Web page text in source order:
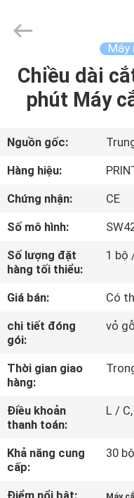
TRANG
CHỦ
CÁC
SẢN
PHẨM
VIDEO
CHÚNG
TÔI
THAM
QUAN
NHÀ
MÁY
KIỂM
Printyoung
International
Rights
Reserved.
Máy
Chiều dài
phút Máy
Nguồn gốc:
Hàng hiệu:
Chứng nhận:
CE
Số mô hình:
Số lượng đặt
hàng tối thiểu:
1 bộ
Giá bán:
Có
chi tiết đóng
gói:
vỏ
Thời gian giao
hàng:
Điều khoản
thanh toán:
L /
Khả năng cung
cấp:
30